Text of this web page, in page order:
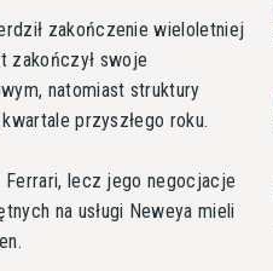
zakończenie wieloletniej
zakończył swoje
natomiast struktury
przyszłego roku.
Ferrari, lecz jego negocjacje
na usługi Neweya mieli